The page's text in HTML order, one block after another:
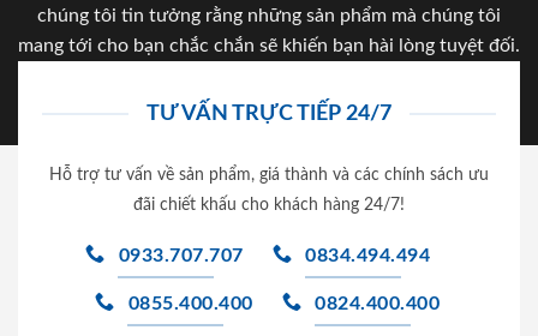
chúng tôi tin tưởng rằng những sản phẩm mà chúng tôi
mang tới cho bạn chắc chắn sẽ khiến bạn hài lòng tuyệt đối.
TƯ VẤN TRỰC TIẾP 24/7
Hỗ trợ tư vấn về sản phẩm, giá thành và các chính sách ưu
đãi chiết khấu cho khách hàng 24/7!
0933.707.707 0834.494.494
0855.400.400 0824.400.400